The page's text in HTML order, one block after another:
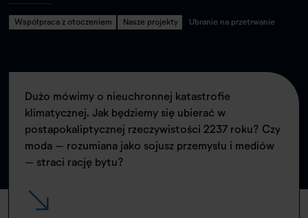
Współpraca z otoczeniem Nasze projekty Ubranie na przetrwanie
Dużo mówimy o nieuchronnej katastrofie
klimatycznej. Jak będziemy się ubierać w
postapokaliptycznej rzeczywistości 2237 roku? Czy
moda – rozumiana jako sojusz przemysłu i mediów
– straci rację bytu?